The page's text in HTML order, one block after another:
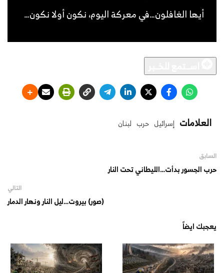
أيها الغافلون…في معركة اليوم، نكون أولا نكون…
العلامات إسرائيل حرب لبنان
السابق
حرب الجسور بدأت…الليطاني تحت النار
التالي
(صور) بيروت…ليل النار ونهار الدمار
يعجبك ايضاً